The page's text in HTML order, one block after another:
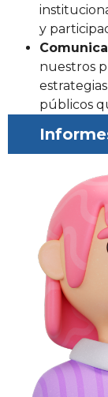
y
nuestros
públicos